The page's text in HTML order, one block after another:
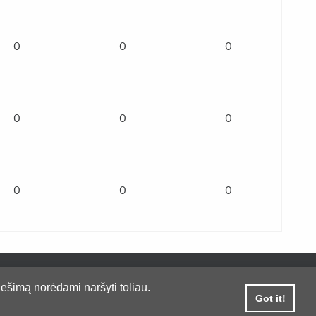
norėdami naršyti toliau.
Got it!
0 0 0
0 0 0
0 0 0